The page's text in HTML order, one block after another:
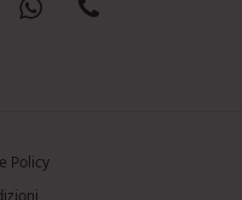
Policy